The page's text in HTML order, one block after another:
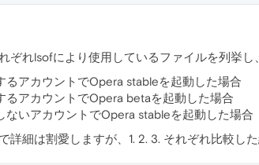
ぞれlsofにより使用しているファイルを列挙し
るアカウントでOpera stableを起動した場合
るアカウントでOpera betaを起動した場合
ないアカウントでOpera stableを起動した場合
詳細は割愛しますが、1. 2. 3. それぞれ比較し